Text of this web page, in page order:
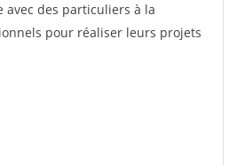
des particuliers à la
pour réaliser leurs projets